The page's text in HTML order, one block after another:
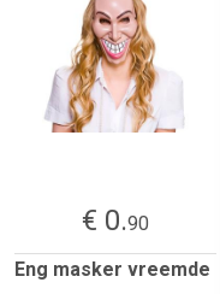
€ 0.90
Eng masker vreemde